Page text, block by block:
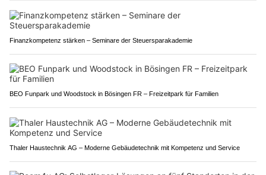
Finanzkompetenz stärken – Seminare der Steuersparakademie
BEO Funpark und Woodstock in Bösingen FR – Freizeitpark für Familien
Thaler Haustechnik AG – Moderne Gebäudetechnik mit Kompetenz und Service